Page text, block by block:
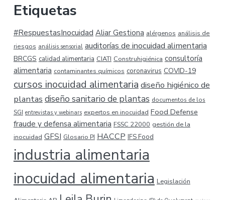
Etiquetas
#RespuestasInocuidad Aliar Gestiona alérgenos análisis de
riesgos análisis sensorial auditorías de inocuidad alimentaria
BRCGS calidad alimentaria CIATI Construhigiénica consultoría
alimentaria contaminantes químicos coronavirus COVID-19
cursos inocuidad alimentaria diseño higiénico de
plantas diseño sanitario de plantas documentos de los
SGI entrevistas y webinars expertos en inocuidad Food Defense
fraude y defensa alimentaria FSSC 22000 gestión de la
inocuidad GFSI Glosario PI HACCP IFS Food
industria alimentaria
inocuidad alimentaria Legislación